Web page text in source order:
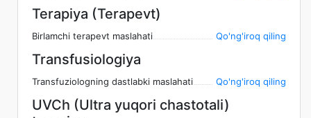
Terapiya (Terapevt)
Birlamchi terapevt maslahati Qo'ng'iroq qiling
Transfusiologiya
Transfuziologning dastlabki maslahati Qo'ng'iroq qiling
UVCh (Ultra yuqori chastotali)